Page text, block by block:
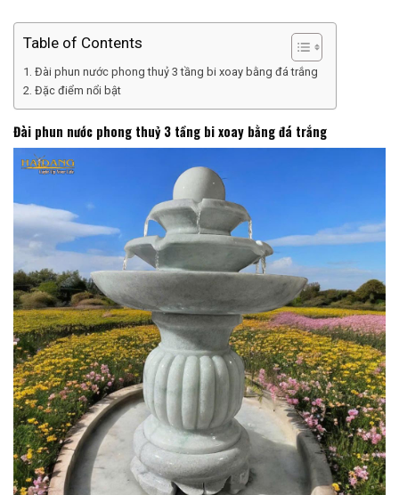
Table of Contents
Đài phun nước phong thuỷ 3 tầng bi xoay bằng đá trắng
Đặc điểm nổi bật
Đài phun nước phong thuỷ 3 tầng bi xoay bằng đá trắng